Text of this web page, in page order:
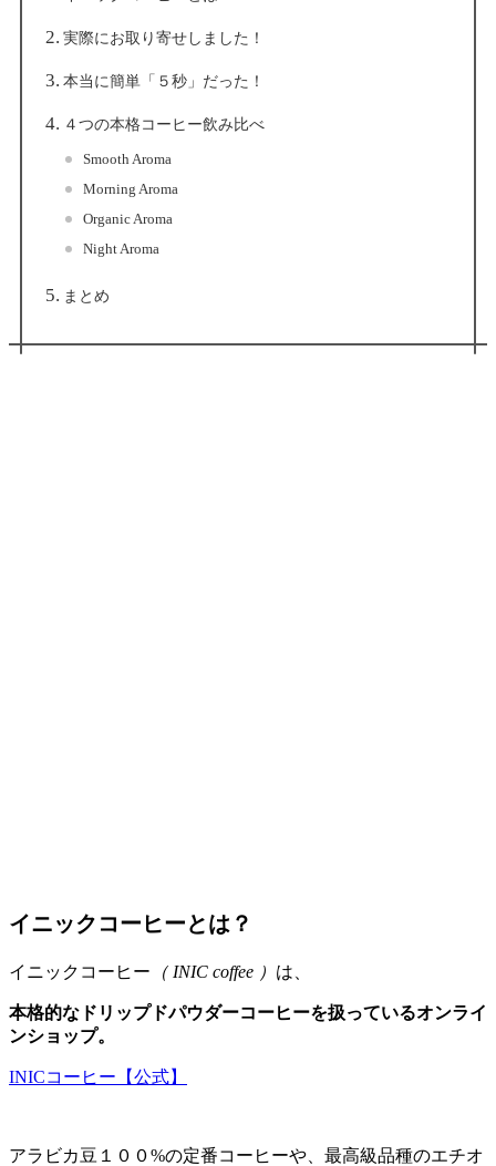
実際にお取り寄せしました！
本当に簡単「５秒」だった！
４つの本格コーヒー飲み比べ
Smooth Aroma
Morning Aroma
Organic Aroma
Night Aroma
まとめ
イニックコーヒーとは？
イニックコーヒー （ INIC coffee ） は、
本格的なドリップドパウダーコーヒーを扱っているオンライ
ンショップ。
INICコーヒー【公式】
アラビカ豆１００%の定番コーヒーや、最高級品種のエチオ